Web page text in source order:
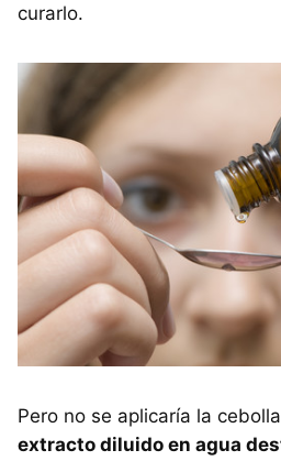
curarlo.
Pero no se aplicaría la
extracto diluido en agua